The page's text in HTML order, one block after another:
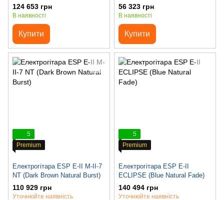
124 653 грн
В наявності
Купити
56 323 грн
В наявності
Купити
5
Premium
Електрогітара ESP E-II M-II-7
NT (Dark Brown Natural Burst)
110 929 грн
Уточнюйте наявність
5
Premium
Електрогітара ESP E-II
ECLIPSE (Blue Natural Fade)
140 494 грн
Уточнюйте наявність